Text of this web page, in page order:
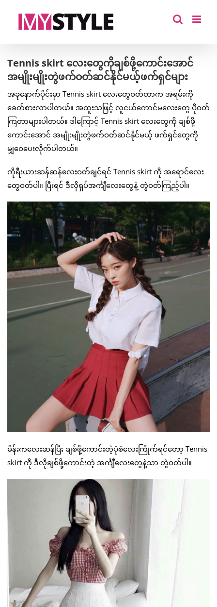
Tennis skirt လေးတွေကိုချစ်ဖို့ကောင်းအောင်
အမျိုးမျိုးတွဲဖက်ဝတ်ဆင်နိုင်မယ့်ဖက်ရှင်များ
အခုနောက်ပိုင်းမှာ Tennis skirt လေးတွေဝတ်တာက အရမ်းကို
ခေတ်စားလာပါတယ်။ အထူးသဖြင့် လူငယ်ကောင်မလေးတွေ ပိုဝတ်
ကြတာများပါတယ်။ ဒါကြောင့် Tennis skirt လေးတွေကို ချစ်ဖို့
ကောင်းအောင် အမျိုးမျိုးတွဲဖက်ဝတ်ဆင်နိုင်မယ့် ဖက်ရှင်တွေကို
မျှဝေပေးလိုက်ပါတယ်။
ကိုရီးယားဆန်ဆန်လေးဝတ်ချင်ရင် Tennis skirt ကို အရောင်လေး
တွေဝတ်ပါ။ ပြီးရင် ဒီလိုရှပ်အင်္ကျီလေးတွေနဲ့ တွဲဝတ်ကြည့်ပါ။
မိန်းကလေးဆန်ပြီး ချစ်ဖို့ကောင်းတဲ့ပုံစံလေးကြိုက်ရင်တော့ Tennis
skirt ကို ဒီလိုချစ်ဖို့ကောင်းတဲ့ အင်္ကျီလေးတွေနဲ့သာ တွဲဝတ်ပါ။